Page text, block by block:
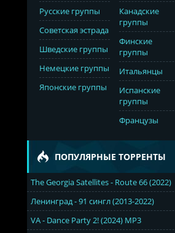
Русские группы
Советская эстрада
Шведские группы
Немецкие группы
Японские группы
Канадские
группы
Финские
группы
Итальянцы
Испанские
группы
Французы
ПОПУЛЯРНЫЕ ТОРРЕНТЫ
The Georgia Satellites - Route 66 (2022)
Ленинград - 91 сингл (2013-2022)
VA - Dance Party 2! (2024) MP3